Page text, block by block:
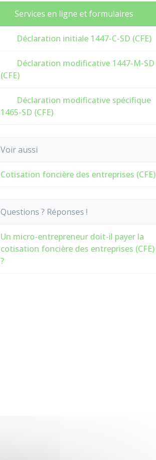
Services en ligne et formulaires
Déclaration initiale 1447-C-SD (CFE)
Déclaration modificative 1447-M-SD
(CFE)
Déclaration modificative spécifique
1465-SD (CFE)
Voir aussi
Cotisation foncière des entreprises (CFE)
Questions ? Réponses !
Un micro-entrepreneur doit-il payer la
cotisation foncière des entreprises (CFE)
?